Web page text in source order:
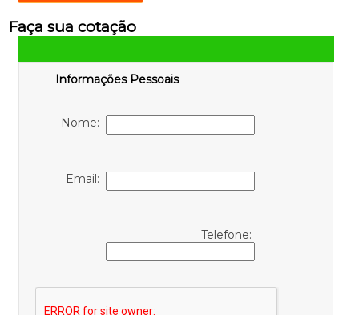
Faça sua cotação
Informações Pessoais
Nome:
Email:
Telefone: